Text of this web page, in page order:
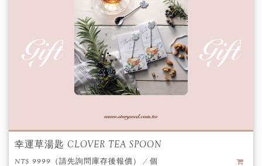
幸運草湯匙 CLOVER TEA SPOON
NT$ 9999（請先詢問庫存後報價） / 個